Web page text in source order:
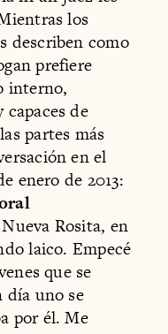
los
describen como
prefiere
interno,
de
partes más
en el
enero de 2013:
Rosita, en
laico. Empecé
que se
día uno se
por él. Me